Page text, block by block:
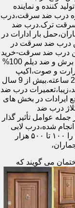
کننده و نماینده
درب ضد سرقت،درب
سرقت ترک.درب ضد
بار ادارات در
درب ضد سرقت در
درب ضد سرقت-خرید
مستقیم از کارخانه قفل گاوصندوقی کاله،ضد برش و ضد دیلم 100%
و صوت،اکیپ
نصاب حرفه ای با گارانتی نصب 2 ساله،نصب 2 ساعته.بیش از 9 سال
درب ضد
ایرادات در بخش های
درب ضد
عوامل تأثیر گذار
شده،درب لابی
لوکس می‌تواند ارزش هر متر مربع از آپارتمان را ۱۰۰ تا ۵۰۰ هزار
می گویند که